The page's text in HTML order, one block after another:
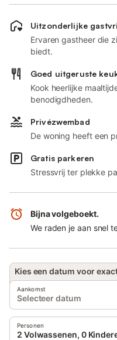
Uitzonderlijke
Ervaren gastheer die
biedt.
Goed uitgeruste
Kook heerlijke
benodigdheden.
Privézwembad
De woning heeft een
Gratis parkeren
Stressvrij ter plekke
Bijna volgeboekt.
We raden je aan snel
Kies een datum voor
Aankomst
Selecteer datum
Personen
2 Volwassenen, 0